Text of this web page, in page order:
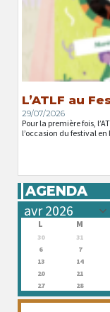
L’ATLF au
29/07/2026
Pour la première fois,
l’occasion du festival
AGENDA
L M
30 31
6
7
13
14
20
21
27
28